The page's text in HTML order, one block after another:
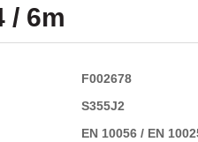
/ 6m
F002678
S355J2
EN 10056 / EN